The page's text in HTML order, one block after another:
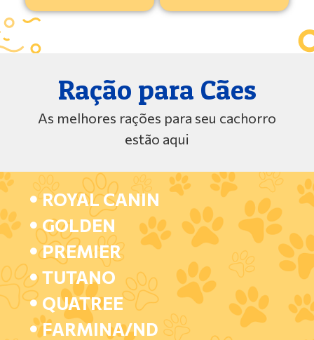
Ração para Cães
As melhores rações para seu cachorro
estão aqui
ROYAL CANIN
GOLDEN
PREMIER
TUTANO
QUATREE
FARMINA/ND